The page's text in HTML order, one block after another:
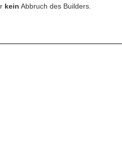
kein Abbruch des Builders.